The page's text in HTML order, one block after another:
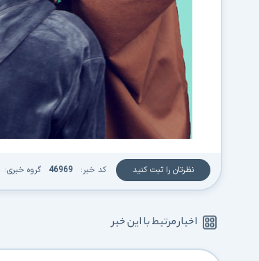
نظرتان را ثبت کنید کد خبر: 46969 گروه خبری:
اخبار مرتبط با این خبر